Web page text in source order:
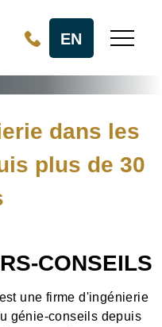
EN
dans les
plus de 30
CONSEILS
une firme d'ingénierie
génie-conseils depuis